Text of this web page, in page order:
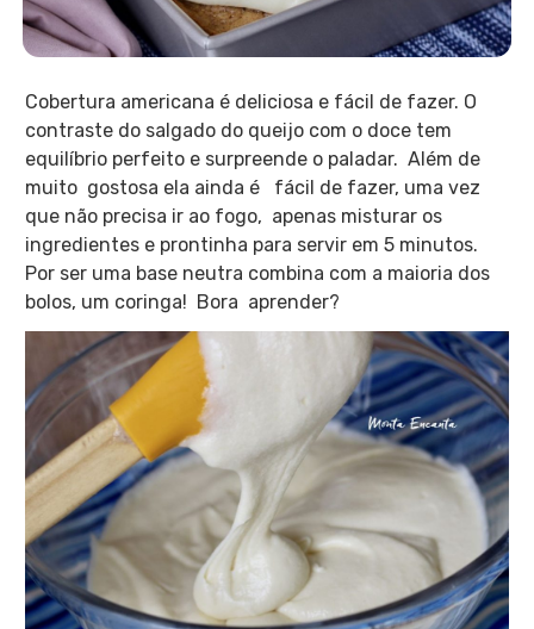
Cobertura americana é deliciosa e fácil de fazer. O
contraste do salgado do queijo com o doce tem
equilíbrio perfeito e surpreende o paladar. Além de
muito gostosa ela ainda é fácil de fazer, uma vez
que não precisa ir ao fogo, apenas misturar os
ingredientes e prontinha para servir em 5 minutos.
Por ser uma base neutra combina com a maioria dos
bolos, um coringa! Bora aprender?